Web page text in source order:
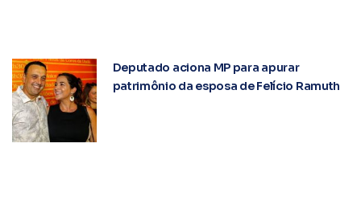
Deputado aciona MP para apurar
patrimônio da esposa de Felício Ramuth